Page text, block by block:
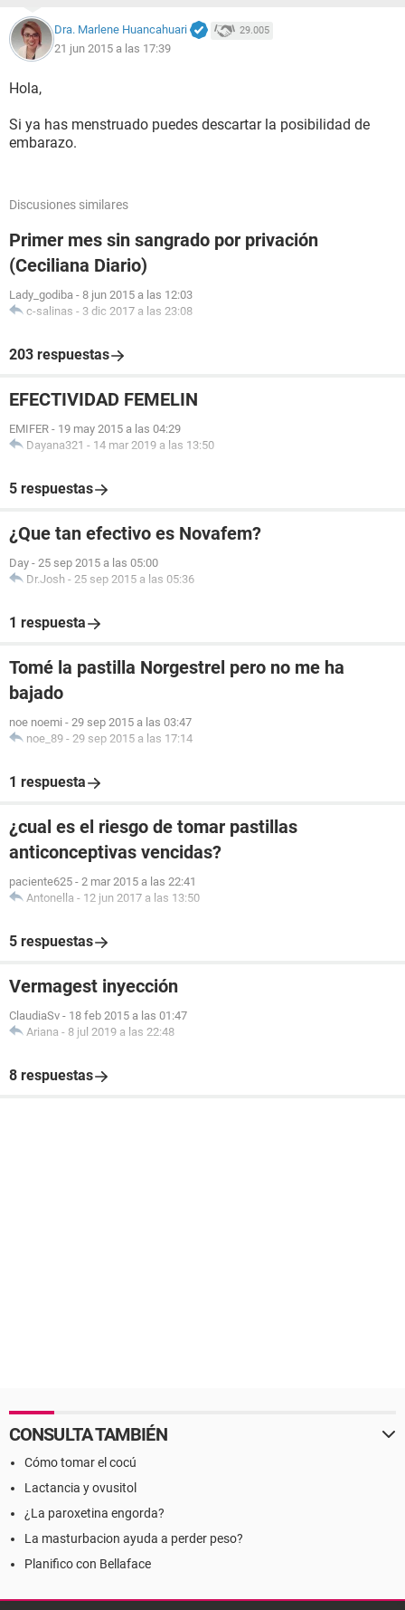
Dra. Marlene Huancahuari 29.005
21 jun 2015 a las 17:39
Hola,
Si ya has menstruado puedes descartar la posibilidad de
embarazo.
Discusiones similares
Primer mes sin sangrado por privación
(Ceciliana Diario)
Lady_godiba - 8 jun 2015 a las 12:03
c-salinas - 3 dic 2017 a las 23:08
203 respuestas
EFECTIVIDAD FEMELIN
EMIFER - 19 may 2015 a las 04:29
Dayana321 - 14 mar 2019 a las 13:50
5 respuestas
¿Que tan efectivo es Novafem?
Day - 25 sep 2015 a las 05:00
Dr.Josh - 25 sep 2015 a las 05:36
1 respuesta
Tomé la pastilla Norgestrel pero no me ha
bajado
noe noemi - 29 sep 2015 a las 03:47
noe_89 - 29 sep 2015 a las 17:14
1 respuesta
¿cual es el riesgo de tomar pastillas
anticonceptivas vencidas?
paciente625 - 2 mar 2015 a las 22:41
Antonella - 12 jun 2017 a las 13:50
5 respuestas
Vermagest inyección
ClaudiaSv - 18 feb 2015 a las 01:47
Ariana - 8 jul 2019 a las 22:48
8 respuestas
CONSULTA TAMBIÉN
Cómo tomar el cocú
Lactancia y ovusitol
¿La paroxetina engorda?
La masturbacion ayuda a perder peso?
Planifico con Bellaface